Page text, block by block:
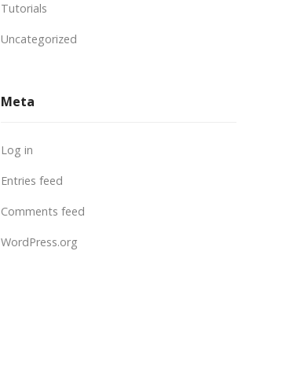
Tutorials
Uncategorized
Meta
Log in
Entries feed
Comments feed
WordPress.org